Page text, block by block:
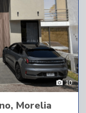
10
Morelia